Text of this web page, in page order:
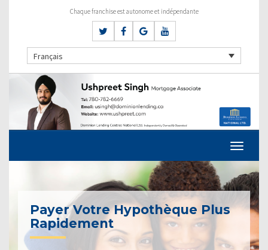
Chaque franchise est autonome et indépendante
Français
Payer Votre Hypothèque Plus
Rapidement